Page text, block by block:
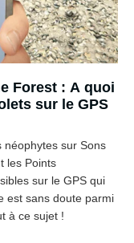
Forest : A quoi
sur le GPS
néophytes sur Sons
les Points
sur le GPS qui
est sans doute parmi
à ce sujet !